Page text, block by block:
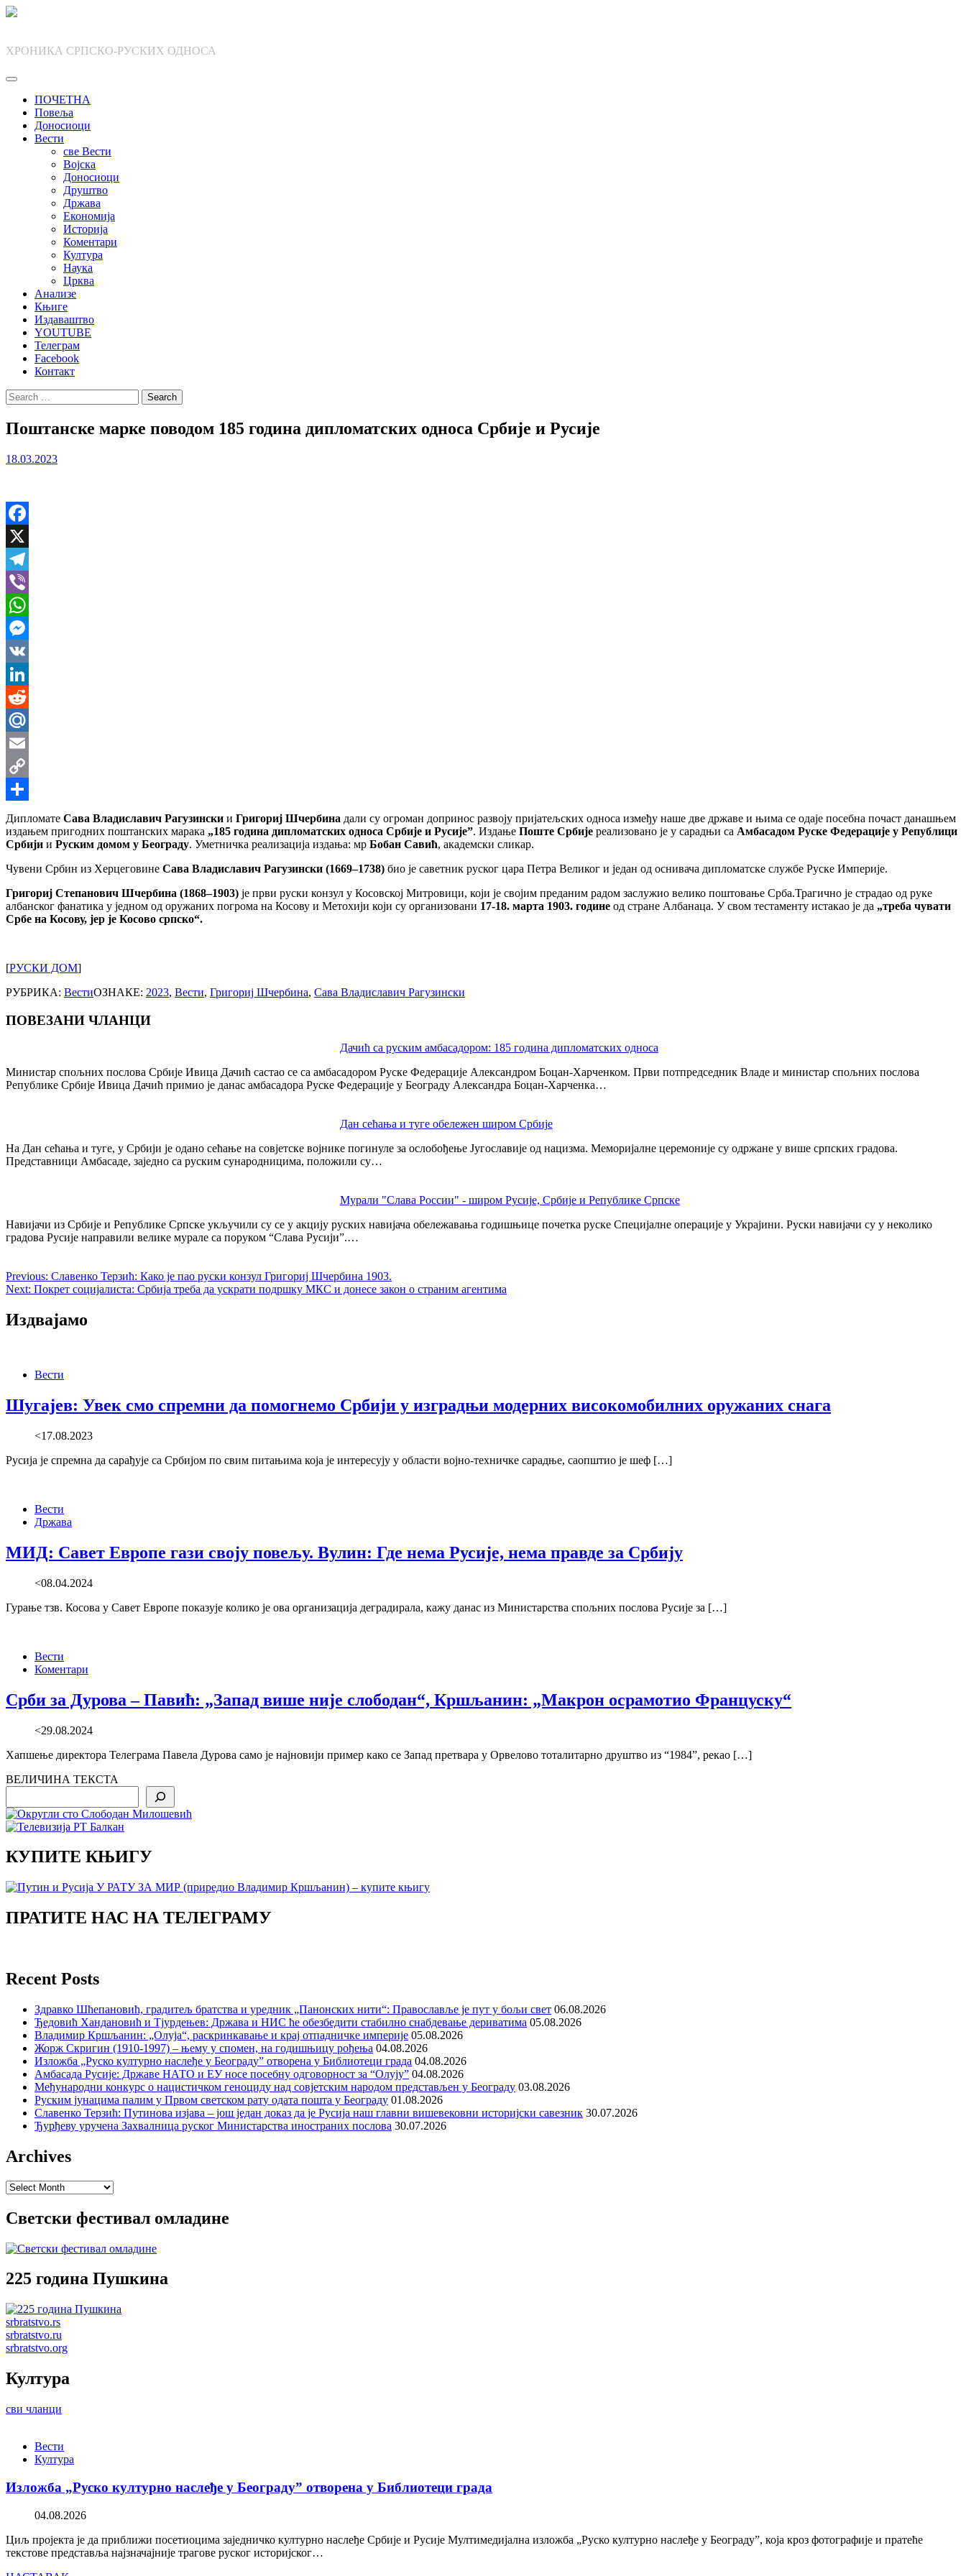
Skip
ХРОНИКА СРПСКО-РУСКИХ ОДНОСА
ПОЧЕТНА
Повеља
Доносиоци
Вести
све Вести
Војска
Доносиоци
Друштво
Држава
Економија
Историја
Коментари
Култура
Наука
Црква
Анализе
Књиге
Издаваштво
YOUTUBE
Телеграм
Facebook
Контакт
Search
for:
Поштанске марке поводом 185 година дипломатских односа Србије и Русије
18.03.2023
Facebook
X
Telegram
Viber
WhatsApp
Messenger
VK
LinkedIn
Reddit
Mail.Ru
Email
Copy
Link
Share
Дипломате Сава Владиславич Рагузински и Григориј Шчербина дали су огроман допринос развоју пријатељских односа између наше две државе и њима се одаје посебна почаст данашњем
издањем пригодних поштанских марака „185 година дипломатских односа Србије и Русије”. Издање Поште Србије реализовано је у сарадњи са Амбасадом Руске Федерације у Републици
Србији и Руским домом у Београду. Уметничка реализација издања: мр Бобан Савић, академски сликар.
Чувени Србин из Херцеговине Сава Владиславич Рагузински (1669–1738) био је саветник руског цара Петра Великог и један од оснивача дипломатске службе Руске Империје.
Григориј Степанович Шчербина (1868–1903) је први руски конзул у Косовској Митровици, који је својим преданим радом заслужио велико поштовање Срба.Трагично је страдао од руке
албанског фанатика у једном од оружаних погрома на Косову и Метохији који су организовани 17-18. марта 1903. године од стране Албанаца. У свом тестаменту истакао је да „треба чувати
Србе на Косову, јер је Косово српско“.
[РУСКИ ДОМ]
РУБРИКА: ВестиОЗНАКЕ: 2023, Вести, Григориј Шчербина, Сава Владиславич Рагузински
ПОВЕЗАНИ ЧЛАНЦИ
Дачић са руским амбасадором: 185 година дипломатских односа
Министар спољних послова Србије Ивица Дачић састао се са амбасадором Руске Федерације Александром Боцан-Харченком. Први потпредседник Владе и министар спољних послова
Републике Србије Ивица Дачић примио је данас амбасадора Руске Федерације у Београду Александра Боцан-Харченка…
Дан сећања и туге обележен широм Србије
На Дан сећања и туге, у Србији је одано сећање на совјетске војнике погинуле за ослобођење Југославије од нацизма. Меморијалне церемоније су одржане у више српских градова.
Представници Амбасаде, заједно са руским сународницима, положили су…
Мурали "Слава России" - широм Русије, Србије и Републике Српске
Навијачи из Србије и Републике Српске укључили су се у акцију руских навијача обележавања годишњице почетка руске Специјалне операције у Украјини. Руски навијачи су у неколико
градова Русије направили велике мурале са поруком “Слава Русији”.…
navigation
Previous: Славенко Терзић: Како је пао руски конзул Григориј Шчербина 1903.
Next: Покрет социјалиста: Србија треба да ускрати подршку МКС и донесе закон о страним агентима
Издвајамо
Вести
Шугајев: Увек смо спремни да помогнемо Србији у изградњи модерних високомобилних оружаних снага
<17.08.2023
Русија је спремна да сарађује са Србијом по свим питањима која је интересују у области војно-техничке сарадње, саопштио је шеф […]
Вести
Држава
МИД: Савет Европе гази своју повељу. Вулин: Где нема Русије, нема правде за Србију
<08.04.2024
Гурање тзв. Косова у Савет Европе показује колико је ова организација деградирала, кажу данас из Министарства спољних послова Русије за […]
Вести
Коментари
Срби за Дурова – Павић: „Запад више није слободан“, Кршљанин: „Макрон осрамотио Француску“
<29.08.2024
Хапшење директора Телеграма Павела Дурова само је најновији пример како се Запад претвара у Орвелово тоталитарно друштво из “1984”, рекао […]
ВЕЛИЧИНА ТЕКСТА
КУПИТЕ КЊИГУ
ПРАТИТЕ НАС НА ТЕЛЕГРАМУ
Recent Posts
Здравко Шћепановић, градитељ братства и уредник „Панонских нити“: Православље је пут у бољи свет 06.08.2026
Ђедовић Хандановић и Тјурдењев: Држава и НИС ће обезбедити стабилно снабдевање дериватима 05.08.2026
Владимир Кршљанин: „Олуја“, раскринкавање и крај отпадничке империје 05.08.2026
Жорж Скригин (1910-1997) – њему у спомен, на годишњицу рођења 04.08.2026
Изложба „Руско културно наслеђе у Београду” отворена у Библиотеци града 04.08.2026
Амбасада Русије: Државе НАТО и ЕУ носе посебну одговорност за “Олују” 04.08.2026
Међународни конкурс о нацистичком геноциду над совјетским народом представљен у Београду 03.08.2026
Руским јунацима палим у Првом светском рату одата пошта у Београду 01.08.2026
Славенко Терзић: Путинова изјава – још један доказ да је Русија наш главни вишевековни историјски савезник 30.07.2026
Ђурђеву уручена Захвалница руског Министарства иностраних послова 30.07.2026
Archives
Archives
Светски фестивал омладине
225 година Пушкина
srbratstvo.rs
srbratstvo.ru
srbratstvo.org
Култура
сви чланци
Вести
Култура
Изложба „Руско културно наслеђе у Београду” отворена у Библиотеци града
04.08.2026
Циљ пројекта је да приближи посетиоцима заједничко културно наслеђе Србије и Русије Мултимедијална изложба „Руско културно наслеђе у Београду”, која кроз фотографије и пратеће
текстове представља најзначајније трагове руског историјског…